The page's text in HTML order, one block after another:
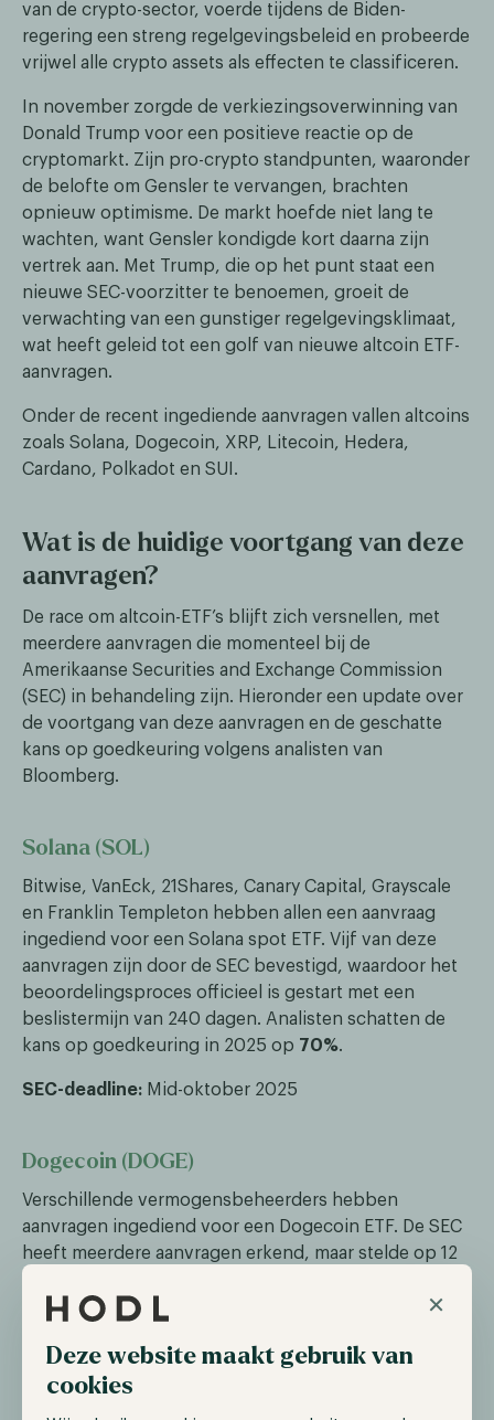
×
Deze website maakt gebruik van
cookies
van de crypto-sector, voerde tijdens de Biden-
regering een streng regelgevingsbeleid en probeerde
vrijwel alle crypto assets als effecten te classificeren.
In november zorgde de verkiezingsoverwinning van
Donald Trump voor een positieve reactie op de
cryptomarkt. Zijn pro-crypto standpunten, waaronder
de belofte om Gensler te vervangen, brachten
opnieuw optimisme. De markt hoefde niet lang te
wachten, want Gensler kondigde kort daarna zijn
vertrek aan. Met Trump, die op het punt staat een
nieuwe SEC-voorzitter te benoemen, groeit de
verwachting van een gunstiger regelgevingsklimaat,
wat heeft geleid tot een golf van nieuwe altcoin ETF-
aanvragen.
Onder de recent ingediende aanvragen vallen altcoins
zoals Solana, Dogecoin, XRP, Litecoin, Hedera,
Cardano, Polkadot en SUI.
Wat is de huidige voortgang van deze
aanvragen?
De race om altcoin-ETF’s blijft zich versnellen, met
meerdere aanvragen die momenteel bij de
Amerikaanse Securities and Exchange Commission
(SEC) in behandeling zijn. Hieronder een update over
de voortgang van deze aanvragen en de geschatte
kans op goedkeuring volgens analisten van
Bloomberg.
Solana (SOL)
Bitwise, VanEck, 21Shares, Canary Capital, Grayscale
en Franklin Templeton hebben allen een aanvraag
ingediend voor een Solana spot ETF. Vijf van deze
aanvragen zijn door de SEC bevestigd, waardoor het
beoordelingsproces officieel is gestart met een
beslistermijn van 240 dagen. Analisten schatten de
kans op goedkeuring in 2025 op 70%.
SEC-deadline: Mid-oktober 2025
Dogecoin (DOGE)
Verschillende vermogensbeheerders hebben
aanvragen ingediend voor een Dogecoin ETF. De SEC
heeft meerdere aanvragen erkend, maar stelde op 12
onzekerheid in de markt bleef bestaan. Analisten
het jaar op75%.